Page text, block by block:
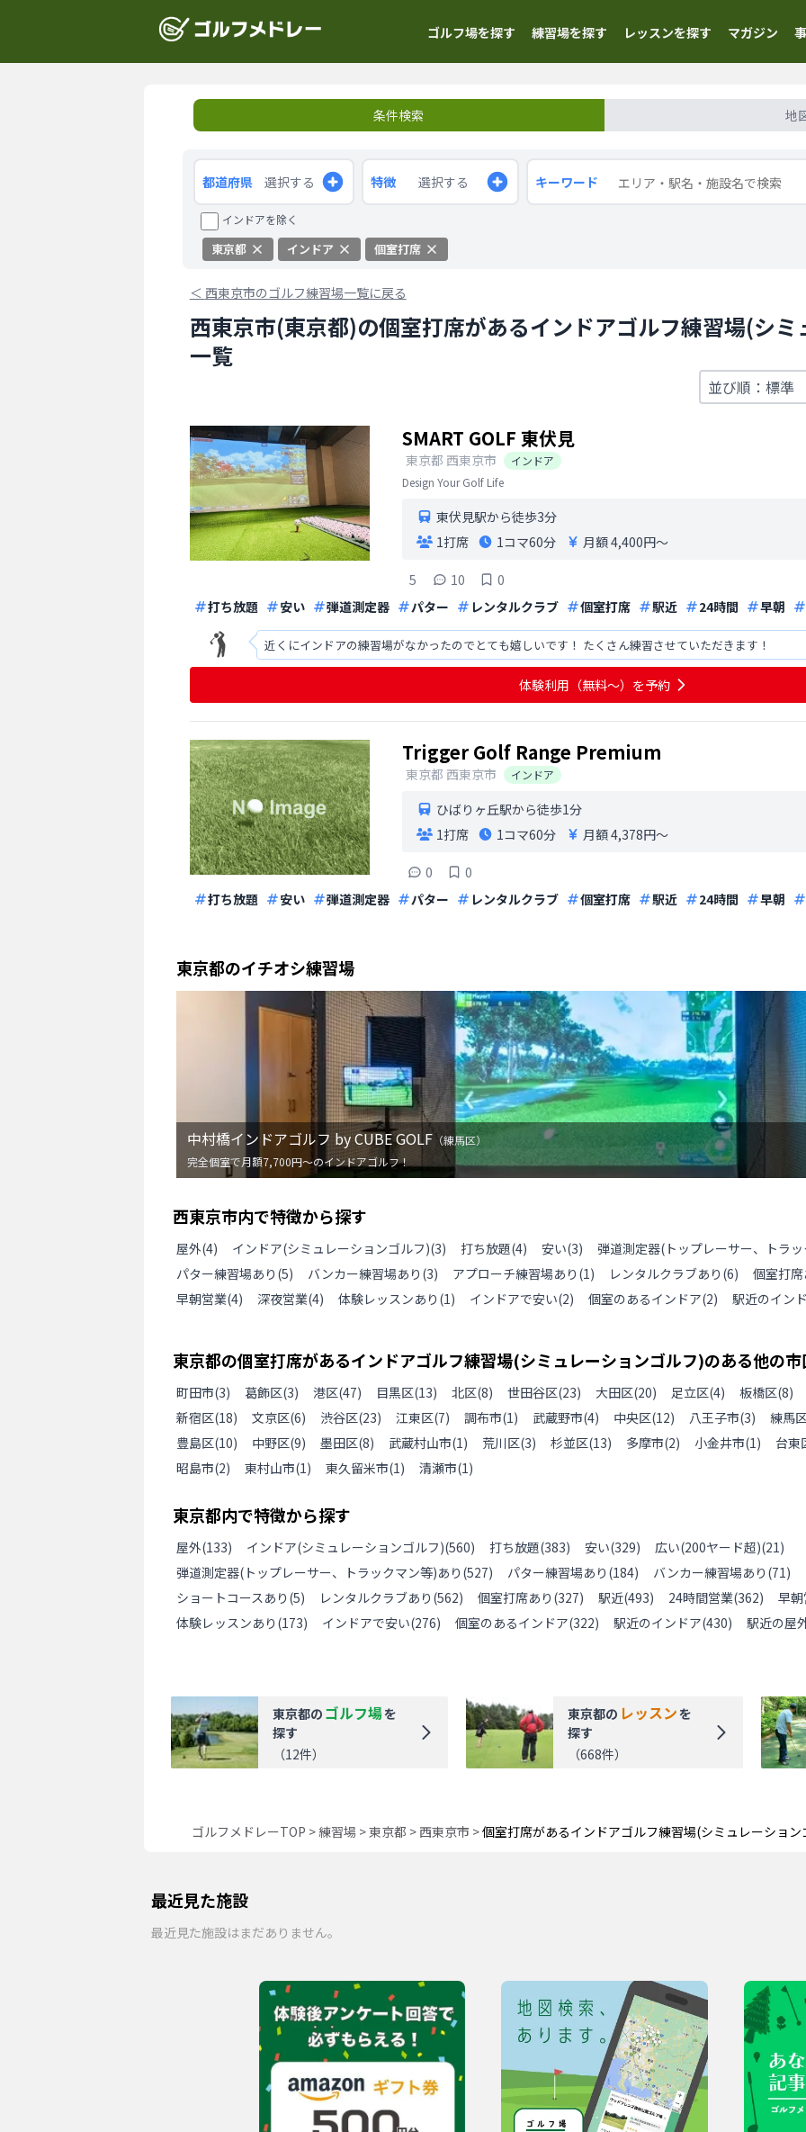
ゴルフ場を探す 練習場を探す レッスンを探す マガジン
条件検索 地
都道府県 選択する 特徴 選択する キーワード
インドアを除く
東京都 インドア 個室打席
＜ 西東京市のゴルフ練習場一覧に戻る
西東京市(東京都)の個室打席があるインドアゴルフ練習場(シ
一覧
SMART GOLF 東伏見
東京都 西東京市
インドア
Design Your Golf Life
東伏見駅から徒歩3分
1打席
1コマ60分 月額 4,400円〜
5 10
0
打ち放題
安い 弾道測定器 パター レンタルクラブ 個室打席 駅近 24時間 早朝
近くにインドアの練習場がなかったのでとても嬉しいです！ たくさん練習させていただきます！
体験利用（無料〜）を予約
Trigger Golf Range Premium
東京都 西東京市 インドア
ひばりヶ丘駅から徒歩1分
1打席
1コマ60分 月額 4,378円〜
0
0
打ち放題
安い 弾道測定器 パター レンタルクラブ 個室打席 駅近 24時間 早朝
東京都のイチオシ練習場
中村橋インドアゴルフ by CUBE GOLF（練馬区）
完全個室で月額7,700円〜のインドアゴルフ！
西東京市内で特徴から探す
屋外(4) インドア(シミュレーションゴルフ)(3) 打ち放題(4) 安い(3)
弾道測定器(トップレーサー、トラ
パター練習場あり (5) バンカー練習場あり (3) アプローチ練習場あり (1) レンタルクラブあり (6)
個室打
早朝営業(4) 深夜営業(4) 体験レッスンあり (1) インドアで安い(2) 個室のあるインドア(2) 駅近のイン
東京都の個室打席があるインドアゴルフ練習場(シミュレーションゴルフ)のある他の
町田市(3) 葛飾区(3) 港区(47) 目黒区(13) 北区(8) 世田谷区(23) 大田区(20) 足立区(4) 板橋区(8)
新宿区(18) 文京区(6) 渋谷区(23) 江東区(7) 調布市(1) 武蔵野市(4) 中央区(12) 八王子市(3)
練馬
豊島区(10) 中野区(9) 墨田区(8) 武蔵村山市(1) 荒川区(3) 杉並区(13) 多摩市(2) 小金井市(1)
台東
昭島市(2) 東村山市(1) 東久留米市(1) 清瀬市(1)
東京都内で特徴から探す
屋外(133) インドア(シミュレーションゴルフ)(560) 打ち放題(383) 安い(329) 広い(200ヤード超)(21)
弾道測定器(トップレーサー、トラックマン等)あり (527) パター練習場あり (184) バンカー練習場あり (71)
ショートコースあり (5) レンタルクラブあり (562) 個室打席あり (327) 駅近(493) 24時間営業(362)
早
体験レッスンあり (173) インドアで安い(276) 個室のあるインドア(322) 駅近のインドア(430) 駅近の屋
東京都の ゴルフ場を
探す
（12件）
東京都の レッスンを
探す
（668件）
ゴルフメドレーTOP >練習場 >東京都 > 西東京市 >個室打席があるインドアゴルフ練習場(シミュレーション
最近見た施設
最近見た施設はまだありません。